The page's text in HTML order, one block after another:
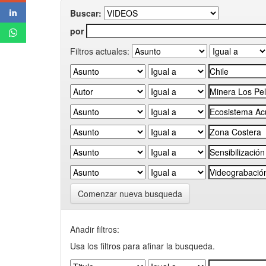
Buscar:
por
Filtros actuales:
Comenzar nueva busqueda
Añadir filtros:
Usa los filtros para afinar la busqueda.